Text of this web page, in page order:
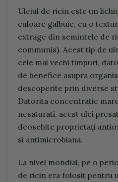
Uleiul de ricin este un
culoare galbuie, cu o
extrage din semintele de
communis). Acest tip de
cele mai vechi timpuri,
de benefice asupra
descoperite prin diverse
Datorita concentratie
nesaturati, acest ulei
deosebite proprietați
si antimicrobiana.
La nivel mondial, pe o
de ricin era folosit pentru